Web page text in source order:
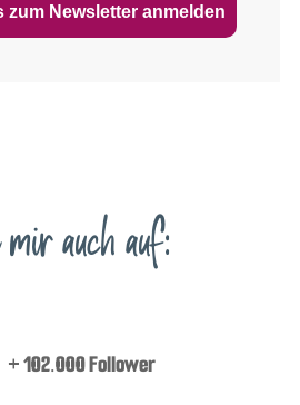
zum Newsletter anmelden
auch auf:
+ 102.000 Follower